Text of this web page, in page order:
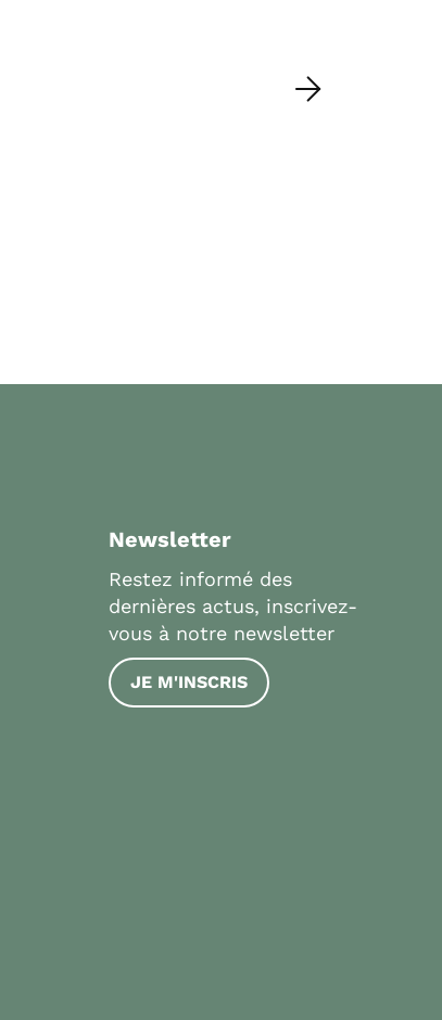
Newsletter
Restez informé des
dernières actus, inscrivez-
vous à notre newsletter
JE M'INSCRIS